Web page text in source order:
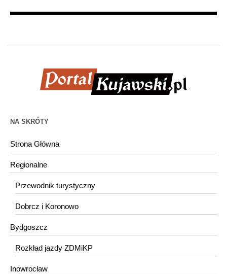
NA SKRÓTY
Strona Główna
Regionalne
Przewodnik turystyczny
Dobrcz i Koronowo
Bydgoszcz
Rozkład jazdy ZDMiKP
Inowrocław